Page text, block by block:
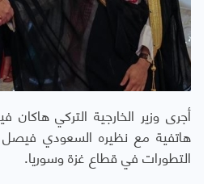
أجرى وزير الخارجية التركي هاكان
هاتفية مع نظيره السعودي فيصل
التطورات في قطاع غزة وسوريا.